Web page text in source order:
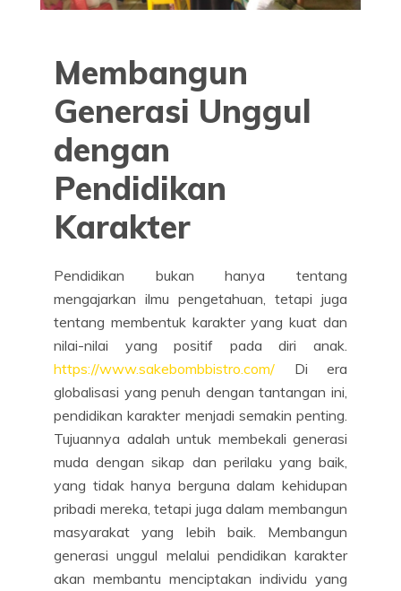
Membangun
Generasi Unggul
dengan
Pendidikan
Karakter
Pendidikan bukan hanya tentang
mengajarkan ilmu pengetahuan, tetapi juga
tentang membentuk karakter yang kuat dan
nilai-nilai yang positif pada diri anak.
https://www.sakebombbistro.com/ Di era
globalisasi yang penuh dengan tantangan ini,
pendidikan karakter menjadi semakin penting.
Tujuannya adalah untuk membekali generasi
muda dengan sikap dan perilaku yang baik,
yang tidak hanya berguna dalam kehidupan
pribadi mereka, tetapi juga dalam membangun
masyarakat yang lebih baik. Membangun
generasi unggul melalui pendidikan karakter
akan membantu menciptakan individu yang